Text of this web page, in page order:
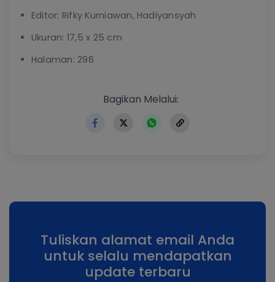
Editor: Rifky Kurniawan, Hadiyansyah
Ukuran: 17,5 x 25 cm
Halaman: 296
https://
Bagikan Melalui:
Tuliskan alamat email Anda
untuk selalu mendapatkan
update terbaru